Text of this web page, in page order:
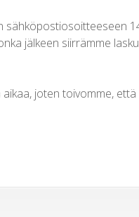
jälkeen siirrämme
joten toivomme,